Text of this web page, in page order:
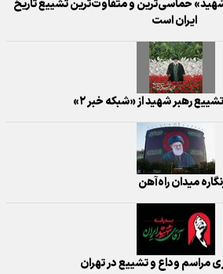
حماسی‌ترین و متفاوت‌ترین تشییع تاریخ
ایران است
رهبر شهید از «شبکه خبر ۲»
میدان راه‌آهن